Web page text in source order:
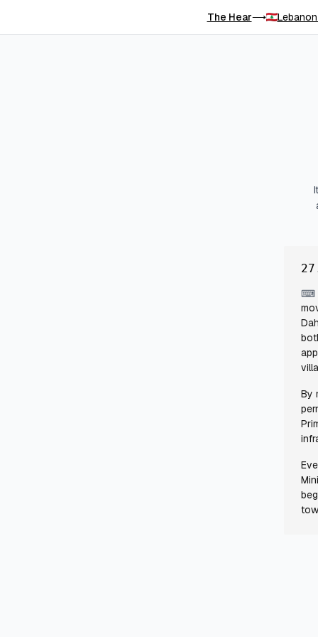
The Hear⟶
⌨
By